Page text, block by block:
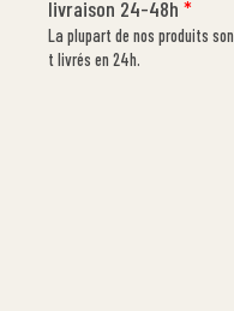
livraison 24-48h*
La plupart de nos produits son
t livrés en 24h.